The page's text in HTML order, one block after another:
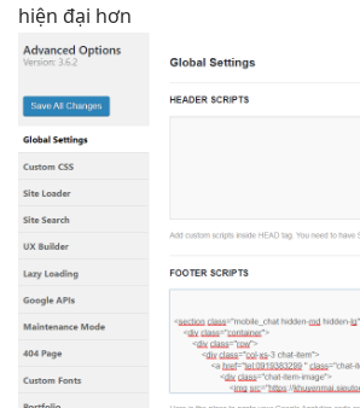
hiện đại hơn